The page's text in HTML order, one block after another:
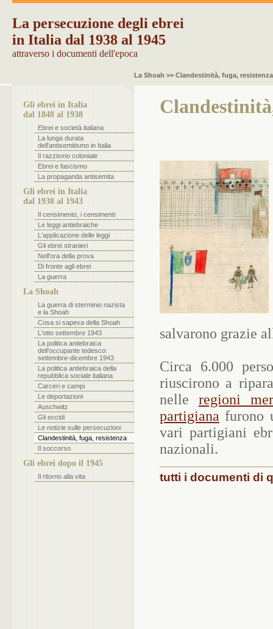
La persecuzione degli ebrei
in Italia dal 1938 al 1945
attraverso i documenti dell'epoca
La Shoah >> Clandestinità, fuga, resistenza
salvarono grazie
Circa 6.000
riuscirono a
nelle regioni
partigiana furono
vari partigiani
nazionali.
tutti i documenti di
Gli ebrei in Italia
dal 1848 al 1938
Ebrei e società italiana
La lunga durata
dell'antisemitismo in Italia
Il razzismo coloniale
Ebrei e fascismo
La propaganda antisemita
Gli ebrei in Italia
dal 1938 al 1943
Il censimento, i censimenti
Le leggi antiebraiche
L'applicazione delle leggi
Gli ebrei stranieri
Nell'ora della prova
Di fronte agli ebrei
La guerra
La Shoah
La guerra di sterminio nazista
e la Shoah
Cosa si sapeva della Shoah
L'otto settembre 1943
La politica antiebraica
dell’occupante tedesco:
settembre-dicembre 1943
La politica antiebraica della
repubblica sociale italiana
Carceri e campi
Le deportazioni
Auschwitz
Gli eccidi
Le notizie sulle persecuzioni
Clandestinità, fuga, resistenza
Il soccorso
Gli ebrei dopo il 1945
Il ritorno alla vita